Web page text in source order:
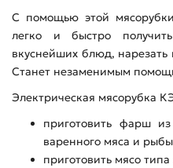
С помощью этой
легко и быстро
вкуснейших блюд, нарезать
Станет незаменимым
Электрическая мясорубка
приготовить фарш
варенного мяса и
приготовить мясо